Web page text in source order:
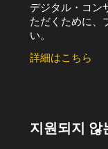
デジタル・コン
ただくために、
い。
詳細はこちら
지원되지 않